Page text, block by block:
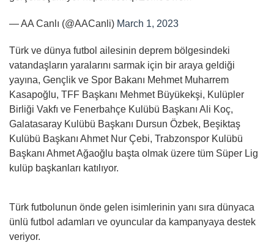
— AA Canlı (@AACanli) March 1, 2023
Türk ve dünya futbol ailesinin deprem bölgesindeki
vatandaşların yaralarını sarmak için bir araya geldiği
yayına, Gençlik ve Spor Bakanı Mehmet Muharrem
Kasapoğlu, TFF Başkanı Mehmet Büyükekşi, Kulüpler
Birliği Vakfı ve Fenerbahçe Kulübü Başkanı Ali Koç,
Galatasaray Kulübü Başkanı Dursun Özbek, Beşiktaş
Kulübü Başkanı Ahmet Nur Çebi, Trabzonspor Kulübü
Başkanı Ahmet Ağaoğlu başta olmak üzere tüm Süper Lig
kulüp başkanları katılıyor.
Türk futbolunun önde gelen isimlerinin yanı sıra dünyaca
ünlü futbol adamları ve oyuncular da kampanyaya destek
veriyor.